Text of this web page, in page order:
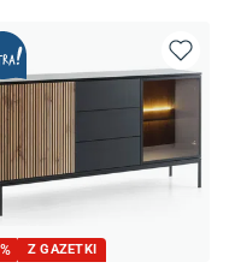
% Z GAZETKI